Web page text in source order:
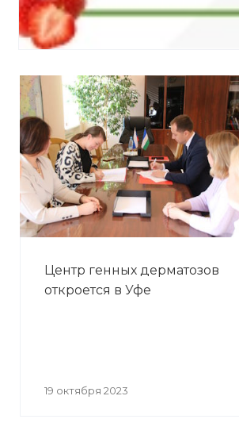
Центр генных дерматозов
откроется в Уфе
19 октября 2023